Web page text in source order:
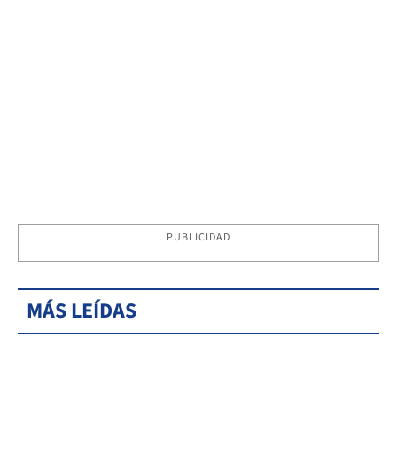
PUBLICIDAD
MÁS LEÍDAS